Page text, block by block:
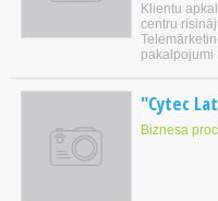
Klientu
centru
pakalpojumi
"Cytec
Biznesa